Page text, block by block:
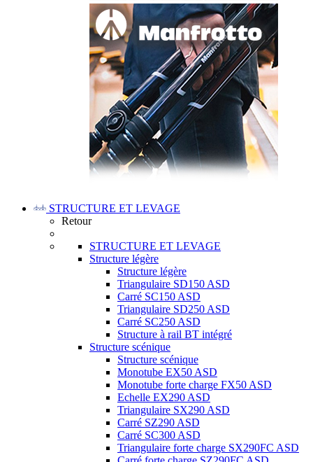
STRUCTURE ET LEVAGE
Retour
STRUCTURE ET LEVAGE
Structure légère
Structure légère
Triangulaire SD150 ASD
Carré SC150 ASD
Triangulaire SD250 ASD
Carré SC250 ASD
Structure à rail BT intégré
Structure scénique
Structure scénique
Monotube EX50 ASD
Monotube forte charge FX50 ASD
Echelle EX290 ASD
Triangulaire SX290 ASD
Carré SZ290 ASD
Carré SC300 ASD
Triangulaire forte charge SX290FC ASD